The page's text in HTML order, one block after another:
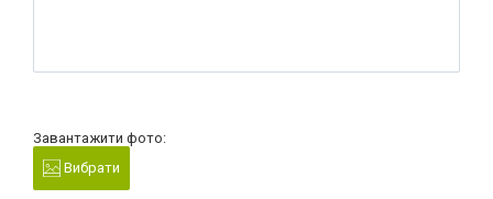
Завантажити фото:
Вибрати